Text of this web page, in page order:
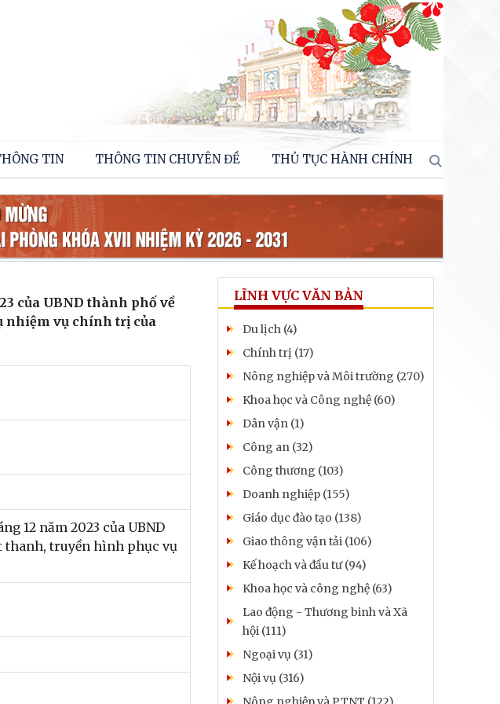
TIN THÔNG TIN CHUYÊN ĐỀ THỦ TỤC HÀNH CHÍNH
của UBND thành phố về
nhiệm vụ chính trị của
12 năm 2023 của UBND
thanh, truyền hình phục vụ
LĨNH VỰC VĂN BẢN
Du lịch (4)
Chính trị (17)
Nông nghiệp và Môi trường (270)
Khoa học và Công nghệ (60)
Dân vận (1)
Công an (32)
Công thương (103)
Doanh nghiệp (155)
Giáo dục đào tạo (138)
Giao thông vận tải (106)
Kế hoạch và đầu tư (94)
Khoa học và công nghệ (63)
Lao động - Thương binh và Xã
hội (111)
Ngoại vụ (31)
Nội vụ (316)